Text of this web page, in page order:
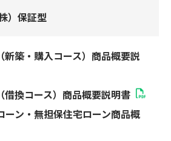
）保証型
新築・購入コース）商品概要説
借換コース）商品概要説明書
ーン・無担保住宅ローン商品概